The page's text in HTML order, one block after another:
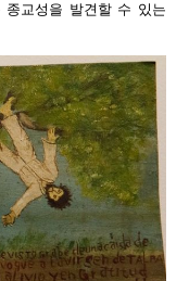
교성을 발견할 수 있는